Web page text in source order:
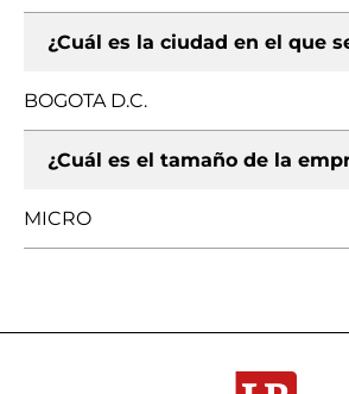
¿Cuál es la ciudad en el que
BOGOTA D.C.
¿Cuál es el tamaño de la
MICRO